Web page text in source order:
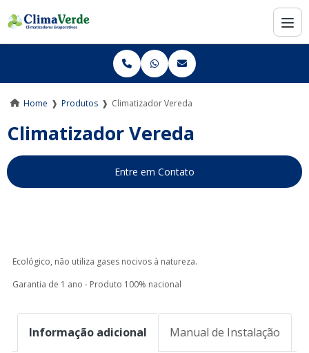
Home ❱ Produtos ❱ Climatizador Vereda
Climatizador Vereda
Entre em Contato
Ecológico, não utiliza gases nocivos à natureza.
Garantia de 1 ano - Produto 100% nacional
Informação adicional Manual de Instalação